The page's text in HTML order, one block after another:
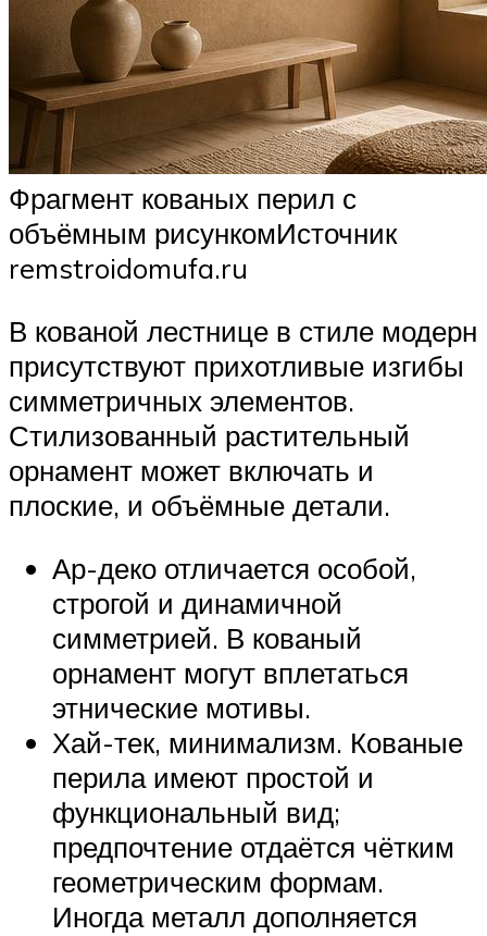
Фрагмент кованых перил с
объёмным рисункомИсточник
remstroidomufa.ru
В кованой лестнице в стиле модерн
присутствуют прихотливые изгибы
симметричных элементов.
Стилизованный растительный
орнамент может включать и
плоские, и объёмные детали.
Ар-деко отличается особой,
строгой и динамичной
симметрией. В кованый
орнамент могут вплетаться
этнические мотивы.
Хай-тек, минимализм. Кованые
перила имеют простой и
функциональный вид;
предпочтение отдаётся чётким
геометрическим формам.
Иногда металл дополняется